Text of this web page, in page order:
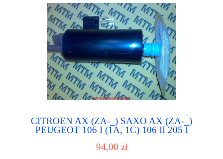
CITROEN AX (ZA-_) SAXO AX (ZA-_)
PEUGEOT 106 I (1A, 1C) 106 II 205 I
paliwowa
94,00 zł